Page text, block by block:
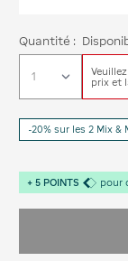
Quantité :
prix et
-20% sur les 2 Mix &
+ 5 POINTS pour